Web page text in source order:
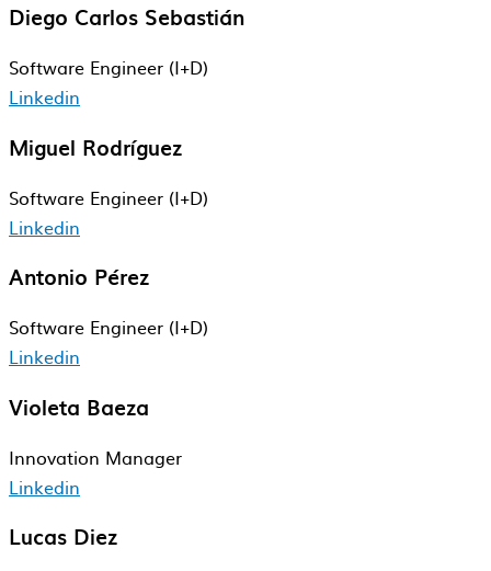
Diego Carlos Sebastián
Software Engineer​ (I+D)
Linkedin
Miguel Rodríguez
Software Engineer​ (I+D)
Linkedin
Antonio Pérez
Software Engineer (I+D)
Linkedin
Violeta Baeza
Innovation Manager
Linkedin
Lucas Diez